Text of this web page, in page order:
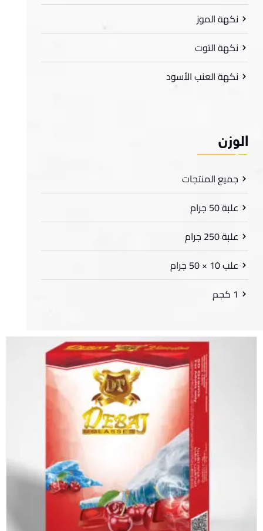
نكهة الموز
نكهة التوت
نكهة العنب الأسود
جميع المنتجات
علبة 50 جرام
علبة 250 جرام
علب 10 × 50 جرام